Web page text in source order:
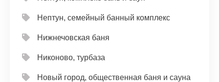
Нептун, семейный банный комплекс
Нижнечовская баня
Никоново, турбаза
Новый город, общественная баня и сауна